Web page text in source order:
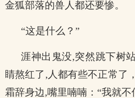
金狐部落的兽人都还要惨。
“这是什么？”
涯神出鬼没,突然跳下树
睛熬红了,人都有些不正常了
霜辞身边,嘴里喃喃：“我就不